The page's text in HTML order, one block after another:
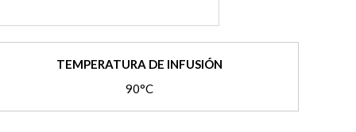
TEMPERATURA DE INFUSIÓN
90°C